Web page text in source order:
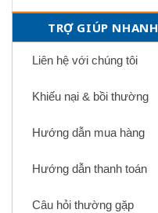
TRỢ GIÚP NHANH
Liên hệ với chúng tôi
Khiếu nại & bồi thường
Hướng dẫn mua hàng
Hướng dẫn thanh toán
Câu hỏi thường gặp